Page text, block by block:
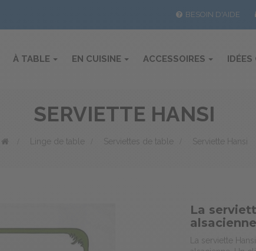
BESOIN D'AIDE
À TABLE EN CUISINE ACCESSOIRES IDÉES
Linge de table Serviettes de table Serviette Hansi
SERVIETTE HANSI
La
La serviette